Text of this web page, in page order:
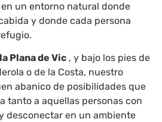
un entorno natural donde
y donde cada persona
Plana de Vic , y bajo los pies de
o de la Costa, nuestro
abanico de posibilidades que
tanto a aquellas personas con
desconectar en un ambiente